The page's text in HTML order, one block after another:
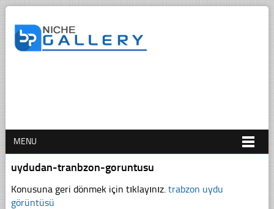
MENU
uydudan-tranbzon-goruntusu
Konusuna geri dönmek için tıklayınız. trabzon uydu
görüntüsü